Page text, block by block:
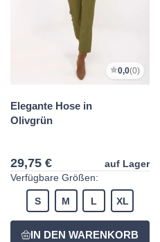
0,0(0)
Elegante Hose in
Olivgrün
29,75 €
auf Lager
Verfügbare Größen:
S M L XL